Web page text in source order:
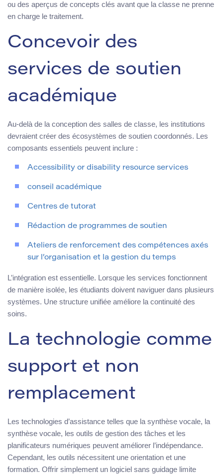
ou des aperçus de concepts clés avant que la classe ne prenne
en charge le traitement.
Concevoir des
services de soutien
académique
Au-delà de la conception des salles de classe, les institutions
devraient créer des écosystèmes de soutien coordonnés. Les
composants essentiels peuvent inclure :
Accessibility or disability resource services
conseil académique
Centres de tutorat
Rédaction de programmes de soutien
Ateliers de renforcement des compétences axés
sur l’organisation et la gestion du temps
L’intégration est essentielle. Lorsque les services fonctionnent
de manière isolée, les étudiants doivent naviguer dans plusieurs
systèmes. Une structure unifiée améliore la continuité des
soins.
La technologie comme
support et non
remplacement
Les technologies d’assistance telles que la synthèse vocale, la
synthèse vocale, les outils de gestion des tâches et les
planificateurs numériques peuvent améliorer l’indépendance.
Cependant, les outils nécessitent une orientation et une
formation. Offrir simplement un logiciel sans guidage limite